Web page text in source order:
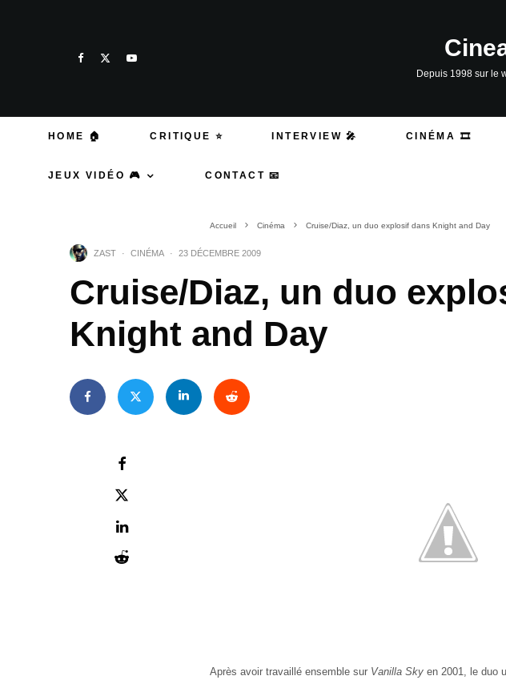
Depuis 1998 sur le
HOME 🏠 CRITIQUE ⭐ INTERVIEW 🎤 CINÉMA 🎞️
JEUX VIDÉO 🎮 CONTACT 📧
Accueil Cinéma Cruise/Diaz, un duo explosif dans Knight and Day
ZAST · CINÉMA · 23 DÉCEMBRE 2009
Cruise/Diaz, un duo
Knight and Day
Après avoir travaillé ensemble sur Vanilla Sky en 2001, le duo